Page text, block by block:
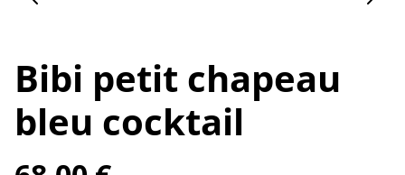
Bibi petit chapeau
bleu cocktail